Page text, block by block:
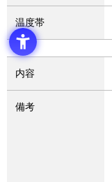
温度帯
内容
備考